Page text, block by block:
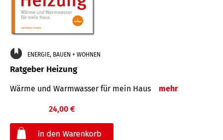
ENERGIE, BAUEN + WOHNEN
Ratgeber Heizung
Wärme und Warmwasser für mein Haus mehr
24,00 €